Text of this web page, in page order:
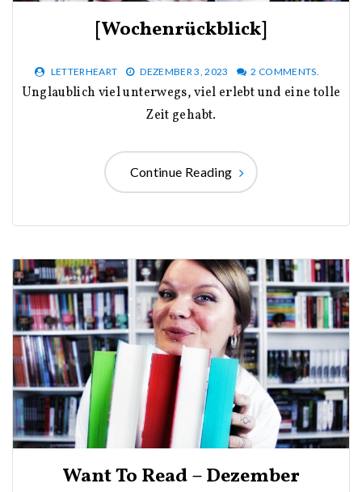
[Wochenrückblick]
LETTERHEART DEZEMBER 3, 2023 2 COMMENTS.
Unglaublich viel unterwegs, viel erlebt und eine tolle
Zeit gehabt.
Continue Reading
Want To Read – Dezember